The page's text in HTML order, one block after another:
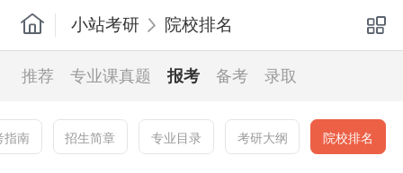
小站考研 院校排名
推荐 专业课真题 报考 备考 录取
指南 招生简章 专业目录 考研大纲 院校排名